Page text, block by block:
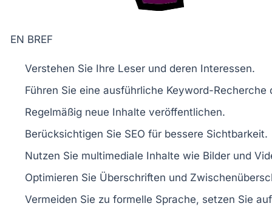
EN BREF
Verstehen Sie Ihre Leser und deren Interessen.
Führen Sie eine ausführliche Keyword-Recherche
Regelmäßig neue Inhalte veröffentlichen.
Berücksichtigen Sie SEO für bessere Sichtbarkeit.
Nutzen Sie multimediale Inhalte wie Bilder und
Optimieren Sie Überschriften und
Vermeiden Sie zu formelle Sprache, setzen Sie